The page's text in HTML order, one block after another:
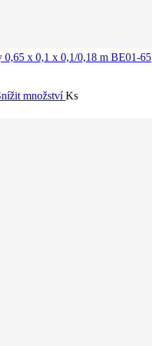
0,65 x 0,1 x 0,1/0,18 m BE01-65
množstvíKs